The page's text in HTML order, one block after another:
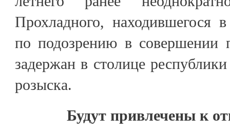
Прохладного, находившегося
по подозрению в совершении
задержан в столице
розыска.
Будут привлечены к